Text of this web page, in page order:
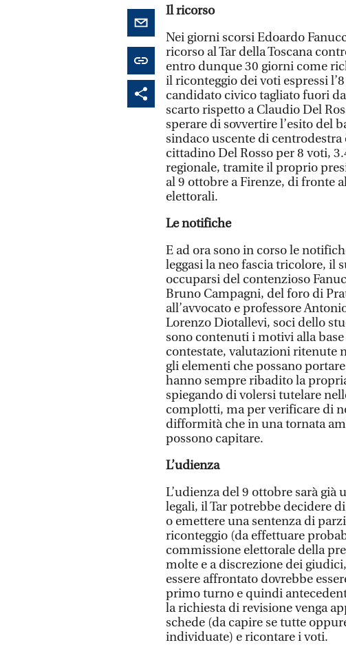
Il ricorso
Nei giorni scorsi Edoardo
ricorso al Tar della Toscana
entro dunque 30 giorni come
il riconteggio dei voti espressi
candidato civico tagliato fuori
scarto rispetto a Claudio Del
sperare di sovvertire l’esito del
sindaco uscente di
cittadino Del Rosso per 8 voti,
regionale, tramite il proprio
al 9 ottobre a Firenze, di fronte
elettorali.
Le notifiche
E ad ora sono in corso le
leggasi la neo fascia tricolore, il
occuparsi del contenzioso
Bruno Campagni, del foro di
all’avvocato e professore
Lorenzo Diotallevi, soci dello
sono contenuti i motivi alla
contestate, valutazioni ritenute
gli elementi che possano
hanno sempre ribadito la
spiegando di volersi tutelare
complotti, ma per verificare di
difformità che in una tornata
possono capitare.
L’udienza
L’udienza del 9 ottobre sarà
legali, il Tar potrebbe decidere
o emettere una sentenza di
riconteggio (da effettuare
commissione elettorale della
molte e a discrezione dei
essere affrontato dovrebbe
primo turno e quindi
la richiesta di revisione venga
schede (da capire se tutte
individuate) e ricontare i voti.